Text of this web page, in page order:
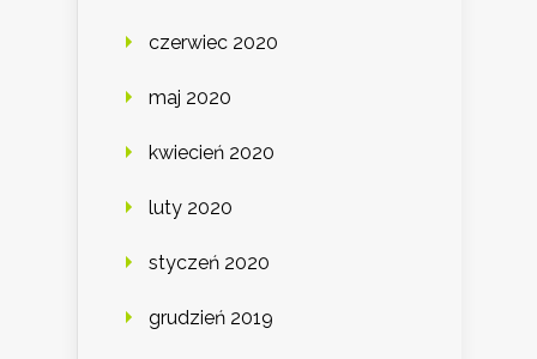
czerwiec 2020
maj 2020
kwiecień 2020
luty 2020
styczeń 2020
grudzień 2019